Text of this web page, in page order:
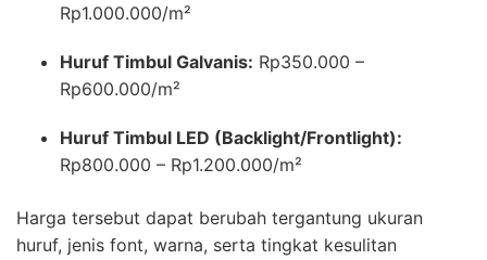
Rp1.000.000/m²
Huruf Timbul Galvanis: Rp350.000 –
Rp600.000/m²
Huruf Timbul LED (Backlight/Frontlight):
Rp800.000 – Rp1.200.000/m²
Harga tersebut dapat berubah tergantung ukuran
huruf, jenis font, warna, serta tingkat kesulitan